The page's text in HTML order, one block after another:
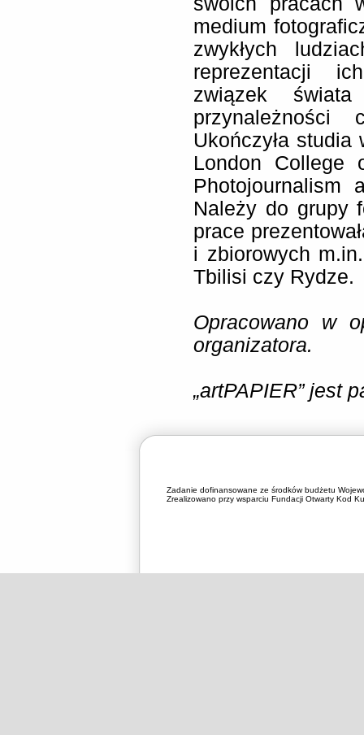
medium
zwykłych
reprezentacji
związek
przynależności
Ukończyła
London College
Photojournalism
Należy do grupy
prace
i zbiorowych
Tbilisi czy Rydze.
Opracowano w
organizatora.
„artPAPIER” jest
Zadanie dofinansowane ze środków budżetu
Zrealizowano przy wsparciu Fundacji Otwarty Kod